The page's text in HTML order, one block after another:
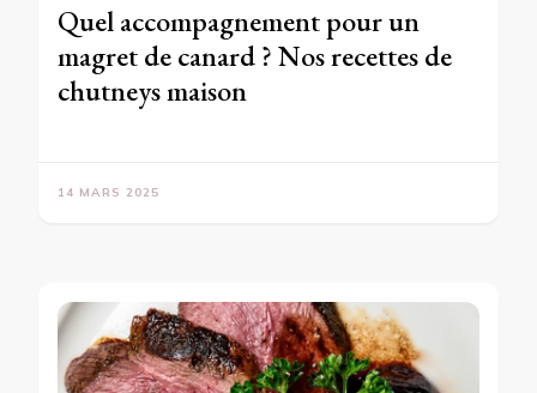
Quel accompagnement pour un
magret de canard ? Nos recettes de
chutneys maison
14 MARS 2025